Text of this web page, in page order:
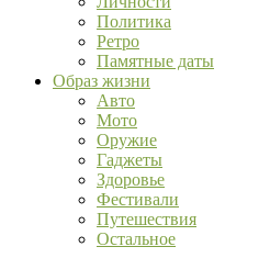
Политика
Ретро
Памятные даты
Образ жизни
Авто
Мото
Оружие
Гаджеты
Здоровье
Фестивали
Путешествия
Остальное